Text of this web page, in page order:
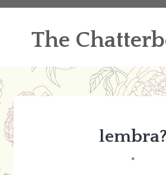
The
lembra?
*